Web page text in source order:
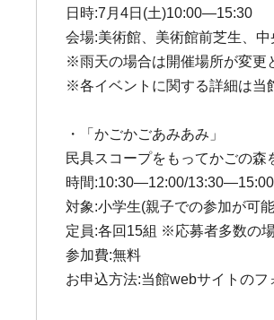
日時:7月4日(土)10:00―15:30
会場:美術館、美術館前芝生、中
※雨天の場合は開催場所が変更
※各イベントに関する詳細は当
・「かごかごあみあみ」
民具スコープをもってかごの
時間:10:30―12:00/13:30―15:00
対象:小学生(親子での参加が可
定員:各回15組 ※応募者多数の
参加費:無料
お申込方法:当館webサイトの